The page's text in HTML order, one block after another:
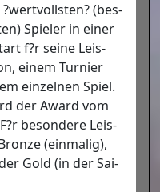
(bes­
Spie­ler in einer
f?r sei­ne Leis­
einem Tur­nier
ein­zel­nen Spiel.
der Award vom
beson­de­re Leis­
(ein­ma­lig),
Gold (in der Sai­